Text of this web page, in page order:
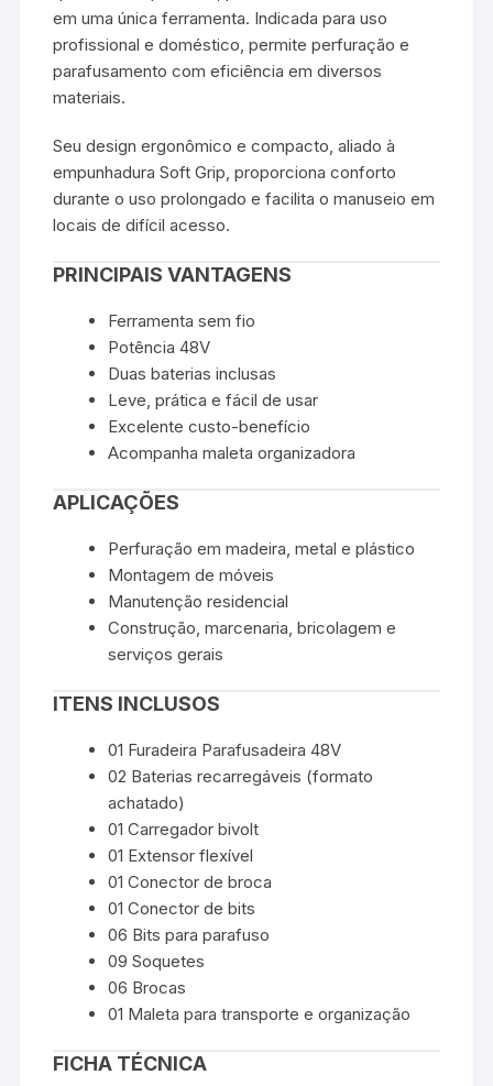
em uma única ferramenta. Indicada para uso
profissional e doméstico, permite perfuração e
parafusamento com eficiência em diversos
materiais.
Seu design ergonômico e compacto, aliado à
empunhadura Soft Grip, proporciona conforto
durante o uso prolongado e facilita o manuseio em
locais de difícil acesso.
PRINCIPAIS VANTAGENS
Ferramenta sem fio
Potência 48V
Duas baterias inclusas
Leve, prática e fácil de usar
Excelente custo-benefício
Acompanha maleta organizadora
APLICAÇÕES
Perfuração em madeira, metal e plástico
Montagem de móveis
Manutenção residencial
Construção, marcenaria, bricolagem e
serviços gerais
ITENS INCLUSOS
01 Furadeira Parafusadeira 48V
02 Baterias recarregáveis (formato
achatado)
01 Carregador bivolt
01 Extensor flexível
01 Conector de broca
01 Conector de bits
06 Bits para parafuso
09 Soquetes
06 Brocas
01 Maleta para transporte e organização
FICHA TÉCNICA